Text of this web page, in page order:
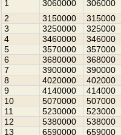
1 3060000 306000
2
3150000 315000
3
3250000 325000
4
3460000 346000
5
3570000 357000
6
3680000 368000
7
3900000 390000
8
4020000 402000
9
4140000 414000
10
5070000 507000
11
5230000 523000
12
5380000 538000
13
6590000 659000